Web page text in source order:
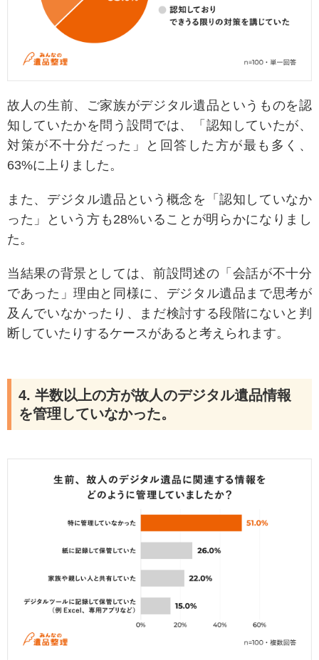
故人の生前、ご家族がデジタル遺品というものを認
知していたかを問う設問では、「認知していたが、
対策が不十分だった」と回答した方が最も多く、
63%に上りました。
また、デジタル遺品という概念を「認知していなか
った」という方も28%いることが明らかになりまし
た。
当結果の背景としては、前設問述の「会話が不十分
であった」理由と同様に、デジタル遺品まで思考が
及んでいなかったり、まだ検討する段階にないと判
断していたりするケースがあると考えられます。
4. 半数以上の方が故人のデジタル遺品情報
を管理していなかった。